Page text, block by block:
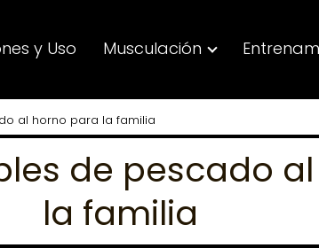
y Uso Musculación
al horno para la familia
de pescado
la familia